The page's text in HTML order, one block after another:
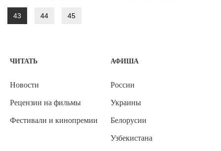
43 44 45
ЧИТАТЬ
Новости
Рецензии на фильмы
Фестивали и кинопремии
АФИША
России
Украины
Белорусии
Узбекистана